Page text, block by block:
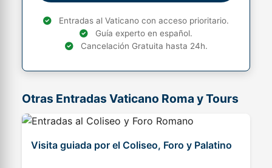
Entradas al Vaticano con acceso prioritario.
Guía experto en español.
Cancelación Gratuita hasta 24h.
Otras Entradas Vaticano Roma y Tours
Visita guiada por el Coliseo, Foro y Palatino